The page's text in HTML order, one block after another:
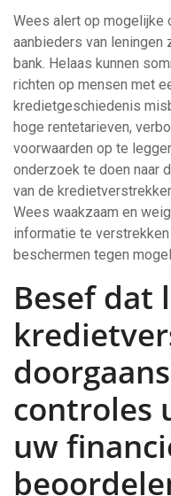
Wees alert op mogelijke
aanbieders van leningen
bank. Helaas kunnen
richten op mensen met
kredietgeschiedenis
hoge rentetarieven,
voorwaarden op te
onderzoek te doen naar
van de
Wees waakzaam en
informatie te
beschermen tegen
Besef dat
controles
uw